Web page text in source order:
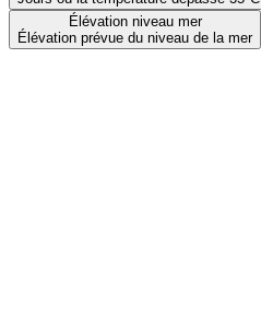
Élévation niveau mer
Élévation prévue du niveau de la mer